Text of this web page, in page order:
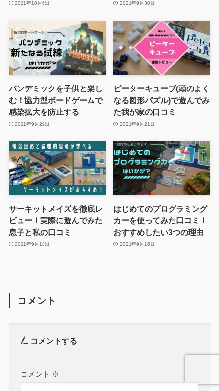
2021年10月6日 2021年9月30日
パンデミックを子供と楽し
む！協力型ボードゲームで
感染拡大を防止する
2021年9月29日
ピーターキューブ(頭のよく
なる図形パズル)で遊んでみ
た我が家の口コミ
2021年9月21日
サーキットメイズを徹底レ
ビュー！実際に遊んでみた
息子と私の口コミ
2021年9月18日
はじめてのプログラミング
カーを使ってみた口コミ！
おすすめしたい3つの理由
2021年9月16日
コメント
コメントする
コメント ※